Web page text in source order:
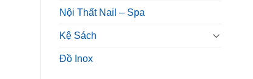
Nội Thất Nail – Spa
Kệ Sách
Đồ Inox